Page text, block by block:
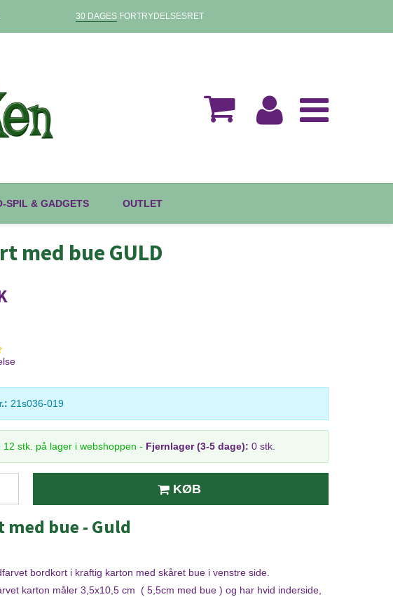
30 DAGESFORTRYDELSESRET
SPIL & GADGETS OUTLET
med bue GULD
21s036-019
12 stk. på lager i webshoppen - Fjernlager (3-5 dage): 0 stk.
KØB
bue - Guld
bordkort i kraftig karton med skåret bue i venstre side.
karton måler 3,5x10,5 cm ( 5,5cm med bue ) og har hvid inderside,